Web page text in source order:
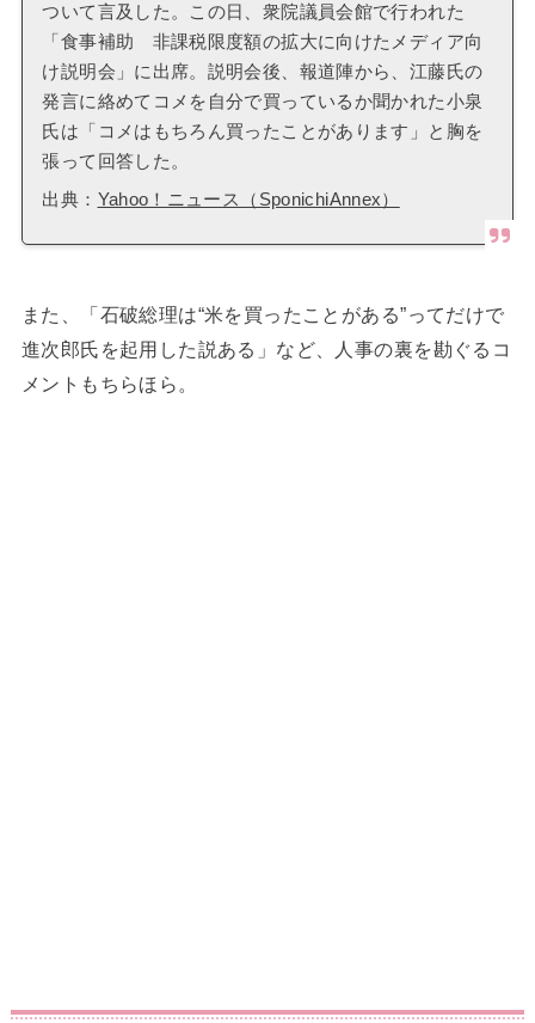
ついて言及した。この日、衆院議員会館で行われた
「食事補助 非課税限度額の拡大に向けたメディア向
け説明会」に出席。説明会後、報道陣から、江藤氏の
発言に絡めてコメを自分で買っているか聞かれた小泉
氏は「コメはもちろん買ったことがあります」と胸を
張って回答した。
出典： Yahoo！ニュース（SponichiAnnex）
また、「石破総理は“米を買ったことがある”ってだけで
進次郎氏を起用した説ある」など、人事の裏を勘ぐるコ
メントもちらほら。